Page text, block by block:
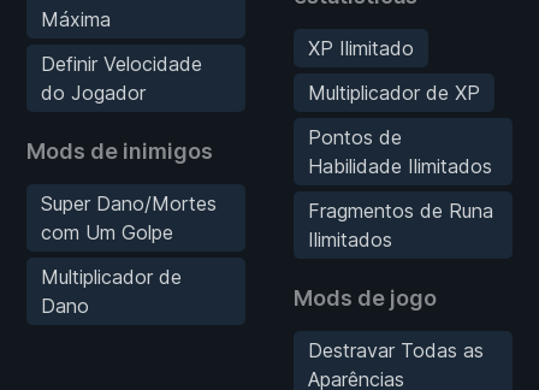
Máxima
Definir Velocidade
do Jogador
Mods de inimigos
Super Dano/Mortes
com Um Golpe
Multiplicador de
Dano
XP Ilimitado
Multiplicador de XP
Pontos de
Habilidade Ilimitados
Fragmentos de Runa
Ilimitados
Mods de jogo
Destravar Todas as
Aparências